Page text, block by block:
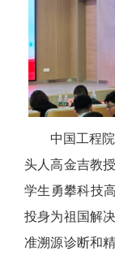
中国工程
头人高金吉教
学生勇攀科技
投身为祖国解
准溯源诊断和